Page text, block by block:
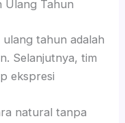
Ulang Tahun
tahun adalah
Selanjutnya, tim
ekspresi
natural tanpa